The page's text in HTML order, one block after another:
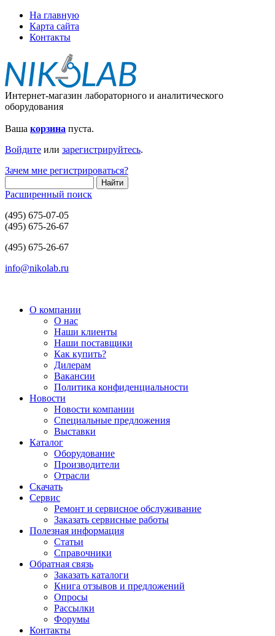
На главную
Карта сайта
Контакты
Интернет-магазин лабораторного и аналитического
оборудования
Ваша корзина пуста.
Войдите или зарегистрируйтесь.
Зачем мне регистрироваться?
Расширенный поиск
(495) 675-07-05
(495) 675-26-67
(495) 675-26-67
info@nikolab.ru
О компании
О нас
Наши клиенты
Наши поставщики
Как купить?
Дилерам
Вакансии
Политика конфиденциальности
Новости
Новости компании
Специальные предложения
Выставки
Каталог
Оборудование
Производители
Отрасли
Скачать
Сервис
Ремонт и сервисное обслуживание
Заказать сервисные работы
Полезная информация
Статьи
Справочники
Обратная связь
Заказать каталоги
Книга отзывов и предложений
Опросы
Рассылки
Форумы
Контакты